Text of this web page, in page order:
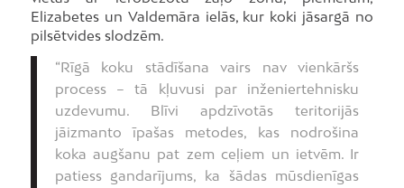
Elizabetes un Valdemāra ielās, kur koki jāsargā no
pilsētvides slodzēm.
“Rīgā koku stādīšana vairs nav vienkāršs
process – tā kļuvusi par inženiertehnisku
uzdevumu. Blīvi apdzīvotās teritorijās
jāizmanto īpašas metodes, kas nodrošina
koka augšanu pat zem ceļiem un ietvēm. Ir
patiess gandarījums, ka šādas mūsdienīgas